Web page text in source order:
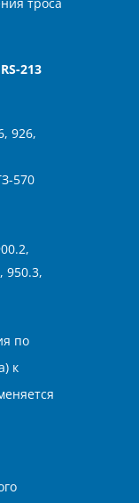
213
926,
570
950.3,
по
к